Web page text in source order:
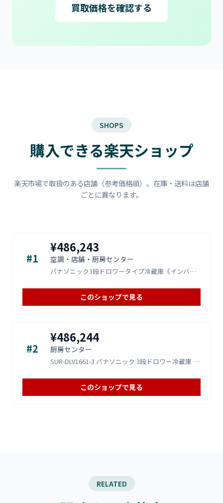
買取価格を確認する
SHOPS
購入できる楽天ショップ
楽天市場で取扱のある店舗（参考価格順）。在庫・送料は店舗
ごとに異なります。
#1
¥486,243
空調・店舗・厨房センター
パナソニック3段ドロワータイプ冷蔵庫《インバーター》型式：SUR-DLV1661-3(旧SUR-DK1661-3)寸法：
このショップで見る
#2
¥486,244
厨房センター
SUR-DLV1661-3 パナソニック 3段ドロワー冷蔵庫 左ユニット W1635*D600*H800mm 業務用
このショップで見る
RELATED